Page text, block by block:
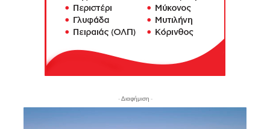
- Διαφήμιση -